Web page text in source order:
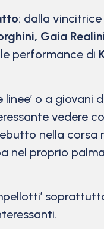
: dalla
Gaia
performance di
o a giovani
vedere
nella corsa
proprio